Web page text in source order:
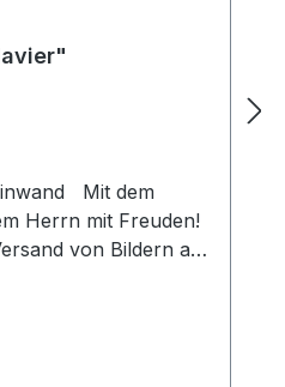
Mit dem
Herrn mit Freuden!
von Bildern ab
Für den